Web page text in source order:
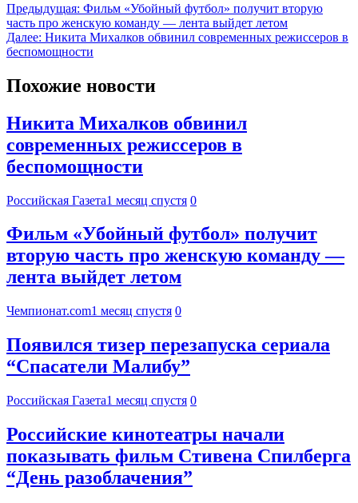
Предыдущая: Фильм «Убойный футбол» получит вторую
часть про женскую команду — лента выйдет летом
Далее: Никита Михалков обвинил современных режиссеров в
беспомощности
Похожие новости
Никита Михалков обвинил
современных режиссеров в
беспомощности
Российская Газета1 месяц спустя 0
Фильм «Убойный футбол» получит
вторую часть про женскую команду —
лента выйдет летом
Чемпионат.com1 месяц спустя 0
Появился тизер перезапуска сериала
“Спасатели Малибу”
Российская Газета1 месяц спустя 0
Российские кинотеатры начали
показывать фильм Стивена Спилберга
“День разоблачения”